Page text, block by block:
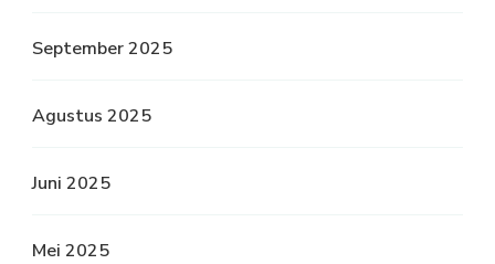
September 2025
Agustus 2025
Juni 2025
Mei 2025